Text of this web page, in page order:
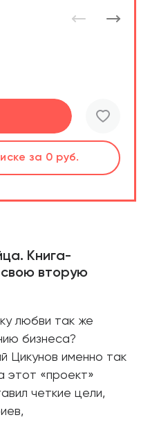
за 0 руб.
за 0 руб.
за 0 руб.
Книга-
свою вторую
любви так же
бизнеса?
Цикунов именно так
этот «проект»
четкие цели,